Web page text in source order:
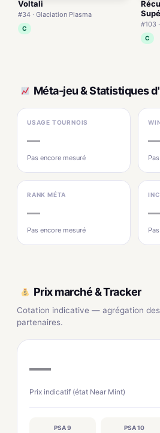
Voltali
#34 · Glaciation Plasma
C #103
C
Méta-jeu & Statistiques
USAGE TOURNOIS
—
Pas encore mesuré
RANK MÉTA
—
Pas encore mesuré
Prix marché & Tracker
Cotation indicative — agrégation
partenaires.
—
Prix indicatif (état Near Mint)
PSA 9 PSA 10